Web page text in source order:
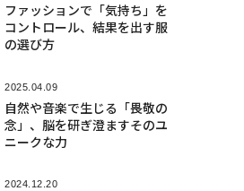
ファッションで「気持ち」を
コントロール、結果を出す服
の選び方
2025.04.09
自然や音楽で生じる「畏敬の
念」、脳を研ぎ澄ますそのユ
ニークな力
2024.12.20